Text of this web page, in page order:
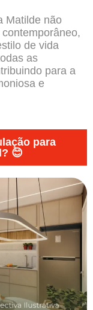
Matilde não
de vida
as
para a
e
para
😊